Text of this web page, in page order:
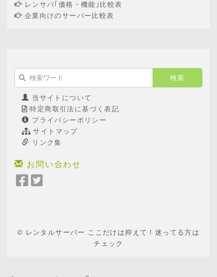
レンサバ｢価格・機能｣比較表
企業向けのサーバー比較表
当サイトについて
特定商取引法に基づく表記
プライバシーポリシー
サイトマップ
リンク集
お問い合わせ
Facebook
© レンタルサーバー ここだけは抑えて！迷ってる方は
チェック